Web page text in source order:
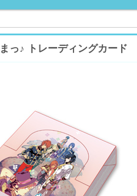
っ♪ トレーディングカード